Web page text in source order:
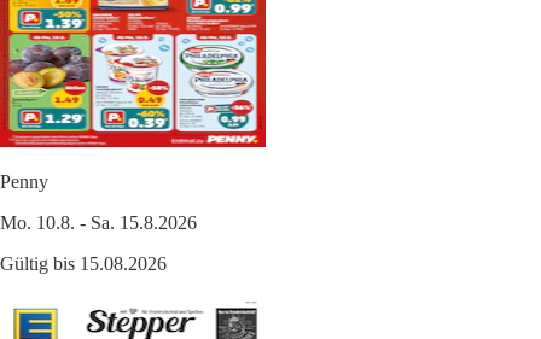
Penny
Mo. 10.8. - Sa. 15.8.2026
Gültig bis 15.08.2026